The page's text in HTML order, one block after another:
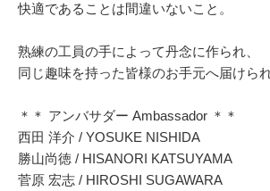
快適であることは間違いないこと。
熟練の工員の手によって丹念に作られ、
同じ趣味を持った皆様のお手元へ届けられ
＊＊ アンバサダー Ambassador ＊＊
西田 洋介 / YOSUKE NISHIDA
勝山尚徳 / HISANORI KATSUYAMA
菅原 宏志 / HIROSHI SUGAWARA